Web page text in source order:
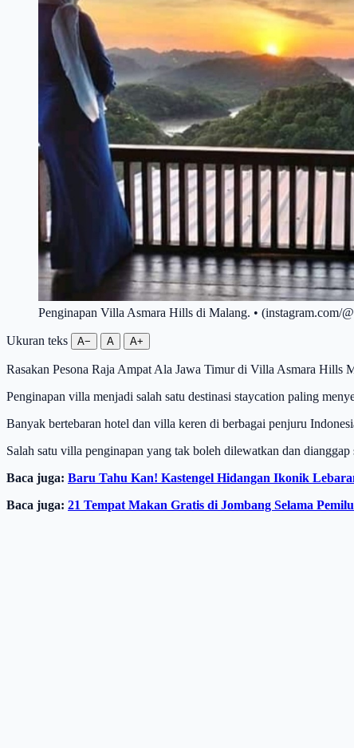
Penginapan Villa Asmara Hills di Malang. • (instagram.com/
Ukuran teks A− A A+
Rasakan Pesona Raja Ampat Ala Jawa Timur di Villa Asmara
Penginapan villa menjadi salah satu destinasi staycation paling
Banyak bertebaran hotel dan villa keren di berbagai penjuru
Salah satu villa penginapan yang tak boleh dilewatkan dan
Baca juga: Baru Tahu Kan! Kastengel Hidangan Ikonik
Baca juga: 21 Tempat Makan Gratis di Jombang Selama